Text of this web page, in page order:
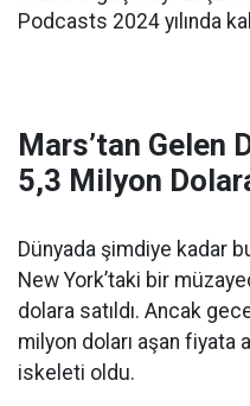
Podcasts 2024 yılında
Mars’tan Gelen
5,3 Milyon
Dünyada şimdiye kadar
New York’taki bir
dolara satıldı. Ancak
milyon doları aşan fiyata
iskeleti oldu.